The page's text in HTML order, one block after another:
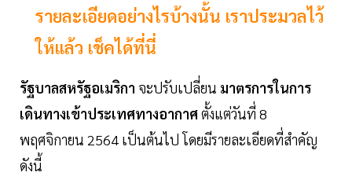
รายละเอียดอย่างไรบ้างนั้น เราประมวลไว้
ให้แล้ว เช็คได้ที่นี่
รัฐบาลสหรัฐอเมริกา จะปรับเปลี่ยน มาตรการในการ
เดินทางเข้าประเทศทางอากาศตั้งแต่วันที่ 8
พฤศจิกายน 2564 เป็นต้นไป โดยมีรายละเอียดที่สำคัญ
ดังนี้